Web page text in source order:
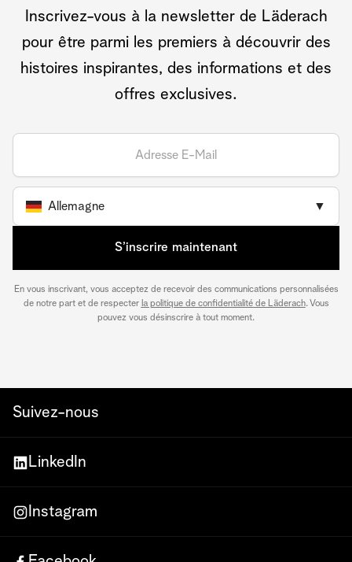
Inscrivez-vous à la newsletter de Läderach
pour être parmi les premiers à découvrir des
histoires inspirantes, des informations et des
offres exclusives.
Allemagne ▼
S’inscrire maintenant
En vous inscrivant, vous acceptez de recevoir des communications personnalisées
de notre part et de respecter la politique de confidentialité de Läderach. Vous
pouvez vous désinscrire à tout moment.
Suivez-nous
LinkedIn
Instagram